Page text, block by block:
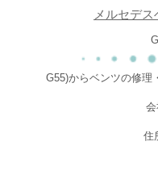
メルセデ
G55)からベンツの修理
住